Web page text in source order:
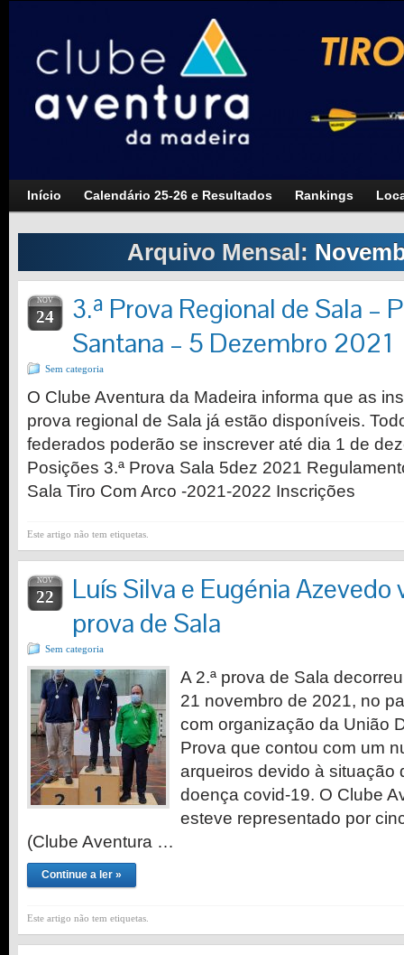
Início Calendário 25-26 e Resultados Rankings
Arquivo Mensal:
NOV
24
3.ª Prova Regional de Sala –
Santana – 5 Dezembro 2021
Sem categoria
O Clube Aventura da Madeira informa que as
prova regional de Sala já estão disponíveis.
federados poderão se inscrever até dia 1 de
Posições 3.ª Prova Sala 5dez 2021
Sala Tiro Com Arco -2021-2022 Inscrições
Este artigo não tem etiquetas.
NOV
22
Luís Silva e Eugénia Azevedo
prova de Sala
Sem categoria
A 2.ª prova de Sala
21 novembro de 2021, no
com organização da União
Prova que contou com um
arqueiros devido à situação
doença covid-19. O Clube
esteve representado por
(Clube Aventura …
Continue a ler »
Este artigo não tem etiquetas.